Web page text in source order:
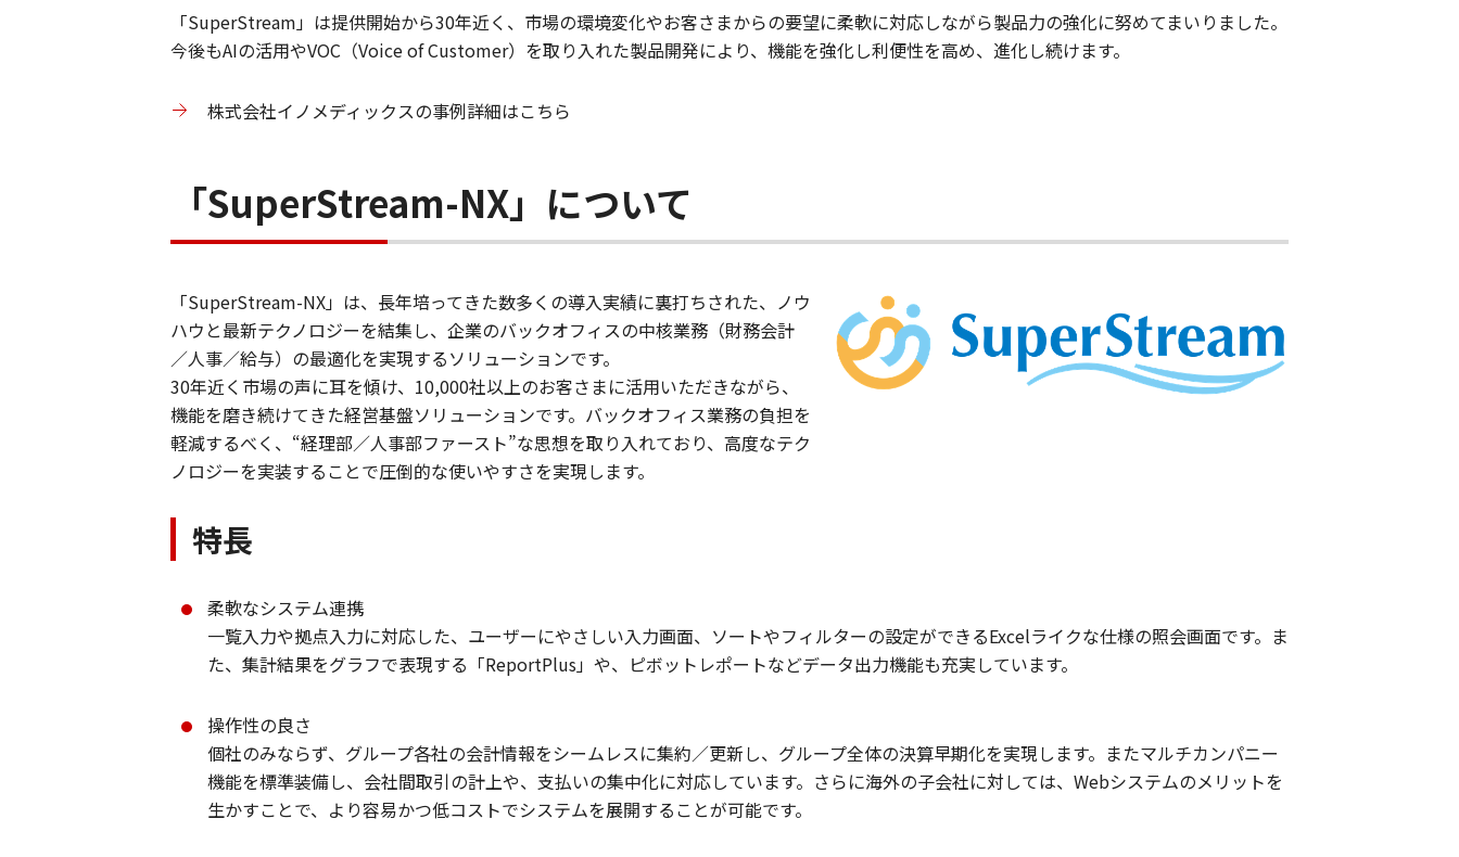
「SuperStream」は提供開始から30年近く、市場の環境変化やお客さまからの要望に柔軟に対応しながら製品力の強化に努めてまいりました。
今後もAIの活用やVOC （Voice of Customer）を取り入れた製品開発により、機能を強化し利便性を高め、進化し続けます。
株式会社イノメディックスの事例詳細はこちら
「SuperStream-NX」について
「SuperStream-NX」は、長年培ってきた数多くの導入実績に裏打ちされた、ノウ
ハウと最新テクノロジーを結集し、企業のバックオフィスの中核業務（財務会計
／人事／給与）の最適化を実現するソリューションです。
30年近く市場の声に耳を傾け、10,000社以上のお客さまに活用いただきながら、
機能を磨き続けてきた経営基盤ソリューションです。バックオフィス業務の負担を
軽減するべく、“経理部／人事部ファースト”な思想を取り入れており、高度なテク
ノロジーを実装することで圧倒的な使いやすさを実現します。
特長
柔軟なシステム連携
一覧入力や拠点入力に対応した、ユーザーにやさしい入力画面、ソートやフィルターの設定ができるExcelライクな仕様の照会画面です。ま
た、集計結果をグラフで表現する「ReportPlus」や、ピボットレポートなどデータ出力機能も充実しています。
操作性の良さ
個社のみならず、グループ各社の会計情報をシームレスに集約／更新し、グループ全体の決算早期化を実現します。またマルチカンパニー
機能を標準装備し、会社間取引の計上や、支払いの集中化に対応しています。さらに海外の子会社に対しては、Webシステムのメリットを
生かすことで、より容易かつ低コストでシステムを展開することが可能です。